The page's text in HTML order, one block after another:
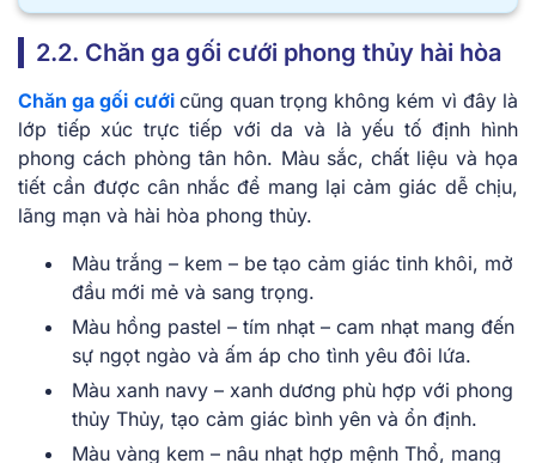
2.2. Chăn ga gối cưới phong thủy hài hòa
Chăn ga gối cưới cũng quan trọng không kém vì đây là
lớp tiếp xúc trực tiếp với da và là yếu tố định hình
phong cách phòng tân hôn. Màu sắc, chất liệu và họa
tiết cần được cân nhắc để mang lại cảm giác dễ chịu,
lãng mạn và hài hòa phong thủy.
Màu trắng – kem – be tạo cảm giác tinh khôi, mở
đầu mới mẻ và sang trọng.
Màu hồng pastel – tím nhạt – cam nhạt mang đến
sự ngọt ngào và ấm áp cho tình yêu đôi lứa.
Màu xanh navy – xanh dương phù hợp với phong
thủy Thủy, tạo cảm giác bình yên và ổn định.
Màu vàng kem – nâu nhạt hợp mệnh Thổ, mang